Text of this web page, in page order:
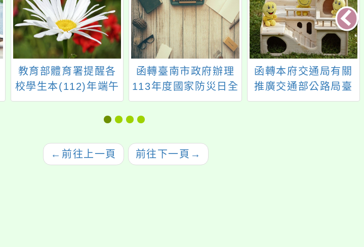
教育部體育署提醒各
校學生本(112)年端午
連假自6月22日至6月
25日，注意戲水安
戲水，忽略開放性水
域之危險性
函轉臺南市政府辦理
113年度國家防災日全
國「921震災25周
年，莫拉克颱風15周
函轉本府交通局有關
推廣交通部公路局臺
灣公路博物館「114年
← 前往上一頁 前往下一頁 →